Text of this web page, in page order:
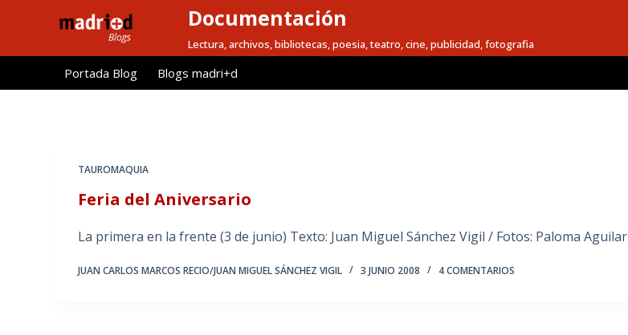
l
Documentación
Lectura, archivos, bibliotecas, poesia, teatro, cine, publicidad, fotografia
Portada Blog Blogs madri+d
TAUROMAQUIA
Feria del Aniversario
La primera en la frente (3 de junio) Texto: Juan Miguel Sánchez Vigil / Fotos: Paloma Aguilar
JUAN CARLOS MARCOS RECIO/JUAN MIGUEL SÁNCHEZ VIGIL 3 JUNIO 2008 4 COMENTARIOS